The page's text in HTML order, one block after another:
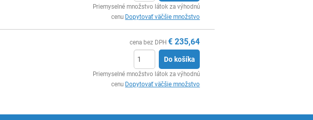
Priemyselné množstvo látok za výhodnú
cenu Dopytovať väčšie množstvo
cena bez DPH € 235,64
Do košíka
Priemyselné množstvo látok za výhodnú
cenu Dopytovať väčšie množstvo